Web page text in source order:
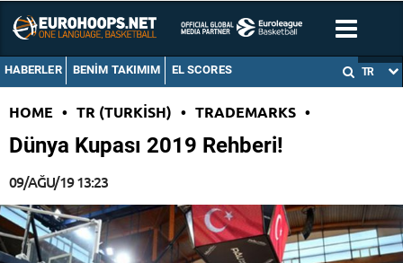
HABERLER BENIM TAKIMIM EL SCORES TR
HOME • TR (TURKISH) • TRADEMARKS •
Dünya Kupası 2019 Rehberi!
09/AĞU/19 13:23